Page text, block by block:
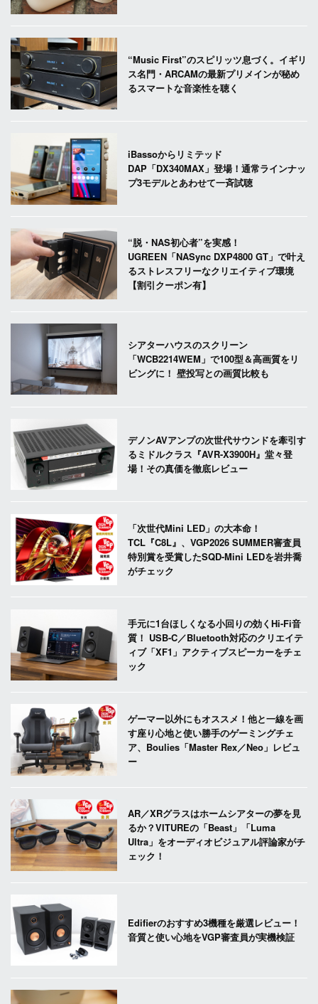
“Music First”のスピリッツ息づく。イギリ
ス名門・ARCAMの最新プリメインが秘め
るスマートな音楽性を聴く
iBassoからリミテッド
DAP「DX340MAX」登場！通常ラインナッ
プ3モデルとあわせて一斉試聴
“脱・NAS初心者”を実感！
UGREEN「NASync DXP4800 GT」で叶え
るストレスフリーなクリエイティブ環境
【割引クーポン有】
シアターハウスのスクリーン
「WCB2214WEM」で100型＆高画質をリ
ビングに！ 壁投写との画質比較も
デノンAVアンプの次世代サウンドを牽引す
るミドルクラス『AVR-X3900H』堂々登
場！その真価を徹底レビュー
「次世代Mini LED」の大本命！
TCL『C8L』、VGP2026 SUMMER審査員
特別賞を受賞したSQD-Mini LEDを岩井喬
がチェック
手元に1台ほしくなる小回りの効くHi-Fi音
質！ USB-C／Bluetooth対応のクリエイテ
ィブ「XF1」アクティブスピーカーをチェ
ック
ゲーマー以外にもオススメ！他と一線を画
す座り心地と使い勝手のゲーミングチェ
ア、Boulies「Master Rex／Neo」レビュ
ー
AR／XRグラスはホームシアターの夢を見
るか？VITUREの「Beast」「Luma
Ultra」をオーディオビジュアル評論家がチ
ェック！
Edifierのおすすめ3機種を厳選レビュー！
音質と使い心地をVGP審査員が実機検証